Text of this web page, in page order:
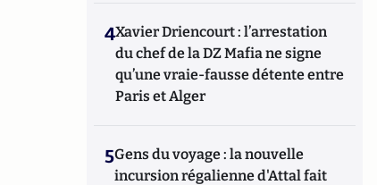
4Xavier Driencourt : l’arrestation
du chef de la DZ Mafia ne signe
qu’une vraie-fausse détente entre
Paris et Alger
5Gens du voyage : la nouvelle
incursion régalienne d'Attal fait